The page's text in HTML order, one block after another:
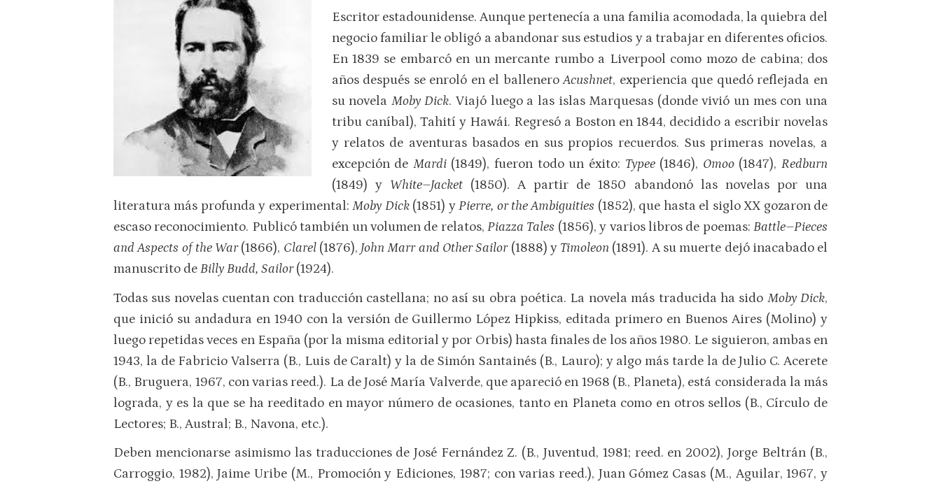
Escritor estadounidense. Aunque pertenecía a una familia acomodada, la quiebra del
negocio familiar le obligó a abandonar sus estudios y a trabajar en diferentes oficios.
En 1839 se embarcó en un mercante rumbo a Liverpool como mozo de cabina; dos
años después se enroló en el balleneroAcushnet, experiencia que quedó reflejada en
su novela Moby Dick. Viajó luego a las islas Marquesas (donde vivió un mes con una
tribu caníbal), Tahití y Hawái. Regresó a Boston en 1844, decidido a escribir novelas
y relatos de aventuras basados en sus propios recuerdos. Sus primeras novelas, a
excepción de Mardi (1849), fueron todo un éxito: Typee (1846), Omoo (1847), Redburn
(1849) y White–Jacket (1850). A partir de 1850 abandonó las novelas por una
literatura más profunda y experimental:Moby Dick (1851) yPierre, or the Ambiguities (1852), que hasta el siglo XX gozaron de
escaso reconocimiento. Publicó también un volumen de relatos, Piazza Tales (1856), y varios libros de poemas: Battle–Pieces
and Aspects of the War(1866), Clarel (1876), John Marr and Other Sailor (1888) y Timoleon (1891). A su muerte dejó inacabado el
manuscrito deBilly Budd, Sailor(1924).
Todas sus novelas cuentan con traducción castellana; no así su obra poética. La novela más traducida ha sido Moby Dick,
que inició su andadura en 1940 con la versión de Guillermo López Hipkiss, editada primero en Buenos Aires (Molino) y
luego repetidas veces en España (por la misma editorial y por Orbis) hasta finales de los años 1980. Le siguieron, ambas en
1943, la de Fabricio Valserra (B., Luis de Caralt) y la de Simón Santainés (B., Lauro); y algo más tarde la de Julio C. Acerete
(B., Bruguera, 1967, con varias reed.). La de José María Valverde, que apareció en 1968 (B., Planeta), está considerada la más
lograda, y es la que se ha reeditado en mayor número de ocasiones, tanto en Planeta como en otros sellos (B., Círculo de
Lectores; B., Austral; B., Navona, etc.).
Deben mencionarse asimismo las traducciones de José Fernández Z. (B., Juventud, 1981; reed. en 2002), Jorge Beltrán (B.,
Carroggio, 1982), Jaime Uribe (M., Promoción y Ediciones, 1987; con varias reed.), Juan Gómez Casas (M., Aguilar, 1967, y